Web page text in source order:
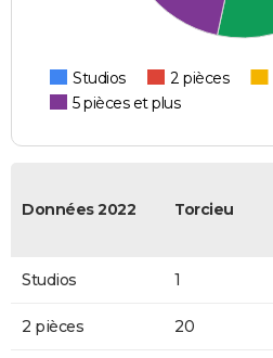
Studios 2 pièces
5 pièces et plus
Données 2022 Torcieu
Studios 1
2 pièces 20